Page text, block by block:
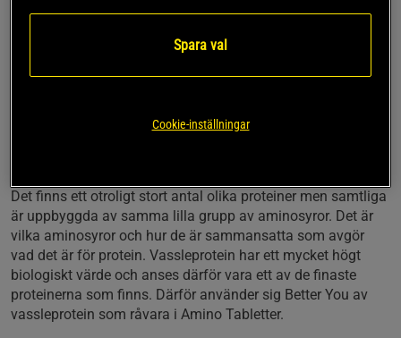
Allt protein är uppbyggt av aminosyror och vassleprotein är
biologiska värde. Amino Tabletter från Better You använder
Det finns ett otroligt stort antal olika proteiner men samtliga
är uppbyggda av samma lilla grupp av aminosyror. Det är
vilka aminosyror och hur de är sammansatta som avgör
vad det är för protein. Vassleprotein har ett mycket högt
biologiskt värde och anses därför vara ett av de finaste
proteinerna som finns. Därför använder sig Better You av
vassleprotein som råvara i Amino Tabletter.
Spara val
Cookie-inställningar